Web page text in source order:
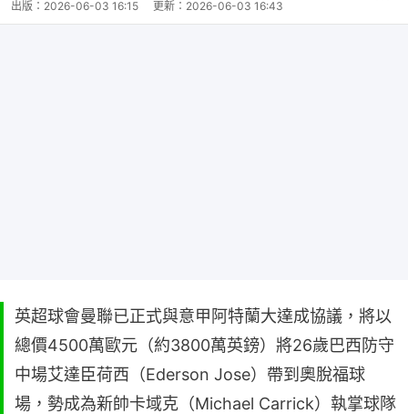
出版： 2026-06-03 16:15 更新： 2026-06-03 16:43
英超球會曼聯已正式與意甲阿特蘭大達成協議，將以
總價4500萬歐元（約3800萬英鎊）將26歲巴西防守
中場艾達臣荷西（Ederson Jose）帶到奧脫福球
場，勢成為新帥卡域克（Michael Carrick）執掌球隊